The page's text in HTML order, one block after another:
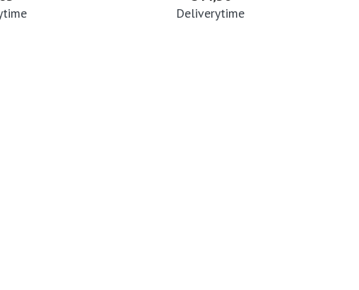
Deliverytime